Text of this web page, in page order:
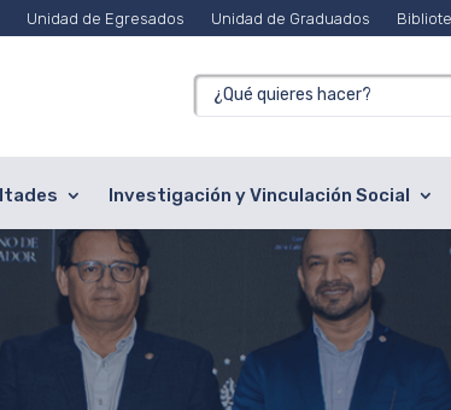
Unidad de Egresados Unidad de Graduados
Investigación y Vinculación Social